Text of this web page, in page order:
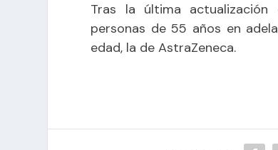
Tras la última
personas de 55 años en
edad, la de AstraZeneca.